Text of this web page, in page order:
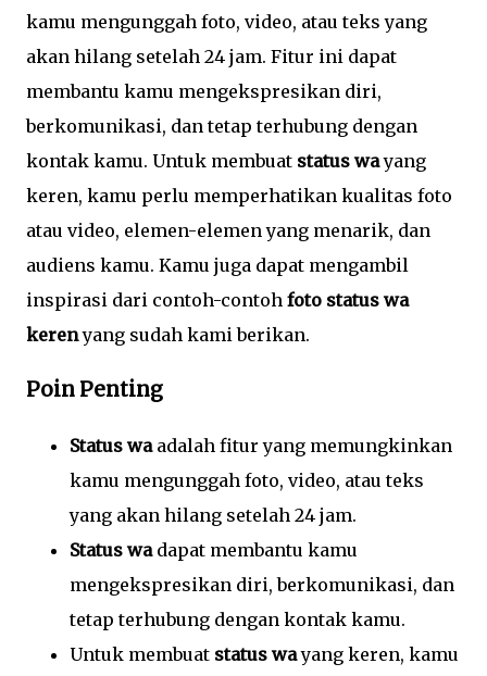
kamu mengunggah foto, video, atau teks yang
akan hilang setelah 24 jam. Fitur ini dapat
membantu kamu mengekspresikan diri,
berkomunikasi, dan tetap terhubung dengan
kontak kamu. Untuk membuat status wayang
keren, kamu perlu memperhatikan kualitas foto
atau video, elemen-elemen yang menarik, dan
audiens kamu. Kamu juga dapat mengambil
inspirasi dari contoh-contoh foto status wa
kerenyang sudah kami berikan.
Poin Penting
Status waadalah fitur yang memungkinkan
kamu mengunggah foto, video, atau teks
yang akan hilang setelah 24 jam.
Status wadapat membantu kamu
mengekspresikan diri, berkomunikasi, dan
tetap terhubung dengan kontak kamu.
Untuk membuat status wayang keren, kamu